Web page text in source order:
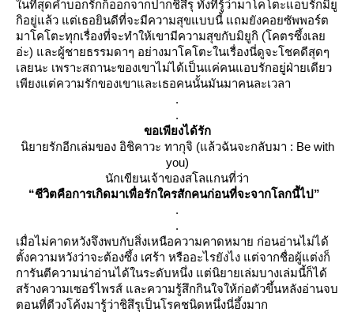
นที่สุดคำบอกรักก็ออกจากปากชิสึรุ ทั้งที่รู้ว่ามาโคโตะแอบรักมิยู
กิอยู่แล้ว แต่เธอยินดีที่จะมีความสุขแบบนี้ แถมยังคอยซัพพอร์ต
มาโคโตะทุกเรื่องที่จะทำให้เขามีความสุขกับมิยูกิ (โคตรซึ้งเล
อ่ะ) และผู้ชายธรรมดาๆ อย่างมาโคโตะในเรื่องนี่ดูจะโชคดีสุดๆ
เลยนะ เพราะสถานะของเขาไม่ได้เป็นแค่คนแอบรักอยู่ฝ่ายเดียว
เพียงแต่ความรักของเขาและเธอคนนั้นมันมาคนละเวลา
.
.
ขอเพียงได้รัก
นิยายรักอีกเล่มของ อิชิคาวะ ทากุจิ (แล้วฉันจะกลับมา : Be with
you)
นักเขียนเจ้าของสโลแกนที่ว่า
“ชีวิตคือการเกิดมาเพื่อรักใครสักคนก่อนที่จะจากโลกนี้ไป”
.
.
เมื่อไม่คาดหวังจึงพบกับสิ่งเหนือความคาดหมาย ก่อนอ่านไม่ได้
ตั้งความหวังว่าจะต้องซึ้ง เศร้า หรืออะไรยังไง แต่จากชื่อผู้แต่งก็
การันตีความน่าอ่านได้ในระดับหนึ่ง แต่นิยายเล่มบางเล่มนี้ก็ได้
สร้างความเซอร์ไพรส์ และความรู้สึกกินใจให้ก่อตัวขึ้นหลังอ่านจบ
ตอนที่ตีวงโค้งมารู้ว่าชิสึรุเป็นโรคชนิดหนึ่งนี่อึ้งมาก